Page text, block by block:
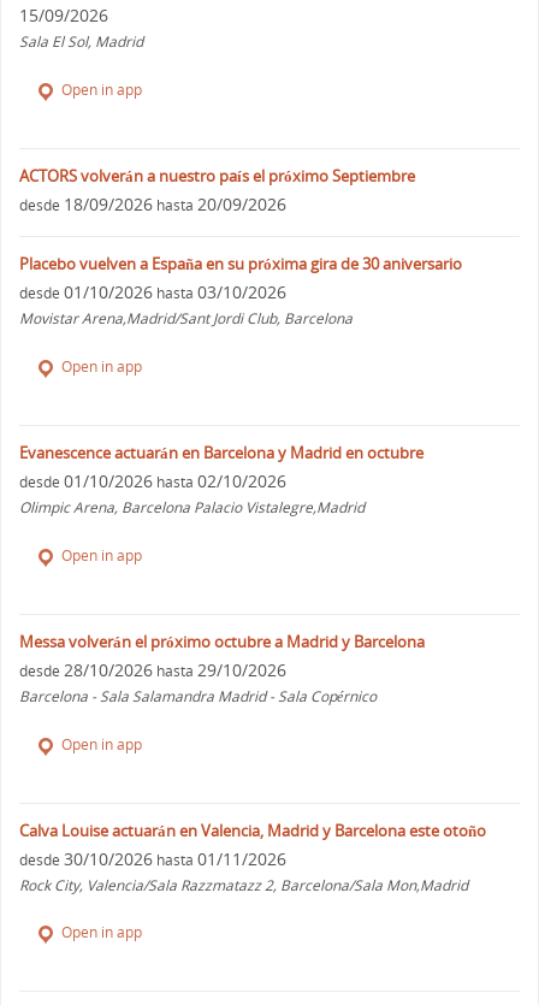
15/09/2026
Sala El Sol, Madrid
Open in app
ACTORS volverán a nuestro país el próximo Septiembre
desde 18/09/2026 hasta 20/09/2026
Placebo vuelven a España en su próxima gira de 30 aniversario
desde 01/10/2026 hasta 03/10/2026
Movistar Arena,Madrid/Sant Jordi Club, Barcelona
Open in app
Evanescence actuarán en Barcelona y Madrid en octubre
desde 01/10/2026 hasta 02/10/2026
Olimpic Arena, Barcelona Palacio Vistalegre,Madrid
Open in app
Messa volverán el próximo octubre a Madrid y Barcelona
desde 28/10/2026 hasta 29/10/2026
Barcelona - Sala Salamandra Madrid - Sala Copérnico
Open in app
Calva Louise actuarán en Valencia, Madrid y Barcelona este otoño
desde 30/10/2026 hasta 01/11/2026
Rock City, Valencia/Sala Razzmatazz 2, Barcelona/Sala Mon,Madrid
Open in app